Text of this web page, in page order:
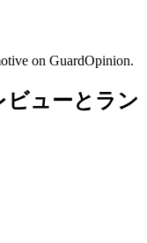
on GuardOpinion.
ビューとラン